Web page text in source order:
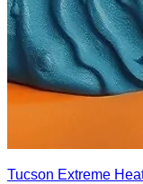
Tucson Extreme